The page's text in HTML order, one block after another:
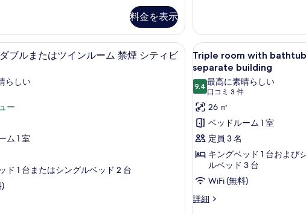
す
べ
て
の
写
真
を
表
示
る
館
の
詳
細
料金を表示
真
を
表
示
す
る
Annex
Building
の
詳
、低反発ベッド、ミニバーデラックス ダブルまたはツインルーム 禁煙 シティビュー | 高級寝
ブルまたはツインルーム 禁煙 シティビ
らしい
ー
ム 1 室
ド 1 台またはシングルベッド 2 台
Triple
room
with
bathtub
on
the
third
floor
in
the
separate
building
12
Triple room with
separate building
9.410 点中 9.4
最高に素晴らしい
口コミ 3 件
(口
コ
ミ
3
件)
26 ㎡
ベッドルーム 1 室
定員 3 名
キングベッド 1 台および
ルベッド 3 台
WiFi (無料)
詳細
Triple